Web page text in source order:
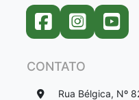
CONTATO
Rua Bélgica, Nº